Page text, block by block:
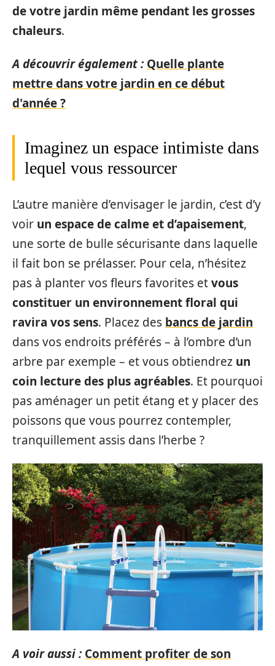
de votre jardin même pendant les grosses
chaleurs.
A découvrir également : Quelle plante
mettre dans votre jardin en ce début
d'année ?
Imaginez un espace intimiste dans
lequel vous ressourcer
L’autre manière d’envisager le jardin, c’est d’y
voir un espace de calme et d’apaisement,
une sorte de bulle sécurisante dans laquelle
il fait bon se prélasser. Pour cela, n’hésitez
pas à planter vos fleurs favorites etvous
constituer un environnement floral qui
ravira vos sens. Placez des bancs de jardin
dans vos endroits préférés – à l’ombre d’un
arbre par exemple – et vous obtiendrez un
coin lecture des plus agréables. Et pourquoi
pas aménager un petit étang et y placer des
poissons que vous pourrez contempler,
tranquillement assis dans l’herbe ?
A voir aussi : Comment profiter de son